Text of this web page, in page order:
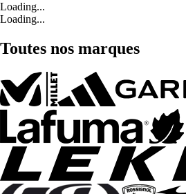
Loading...
Loading...
Toutes nos marques